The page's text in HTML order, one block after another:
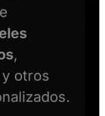
,
y otros